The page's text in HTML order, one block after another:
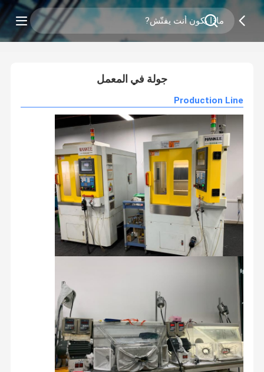
2
/
0
جولة في المعمل
Production Line